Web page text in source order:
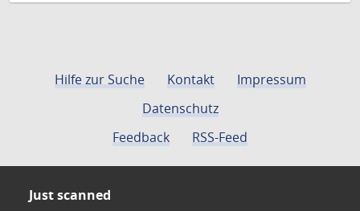
Hilfe zur Suche Kontakt
Impressum
Datenschutz
Feedback
RSS-Feed
Just scanned